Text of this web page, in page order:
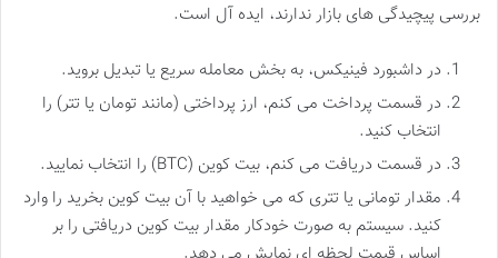
بررسی پیچیدگی های بازار ندارند، ایده آل است.
در داشبورد فینیکس، به بخش معامله سریع یا تبدیل بروید.
در قسمت پرداخت می کنم، ارز پرداختی (مانند تومان یا تتر) را
انتخاب کنید.
در قسمت دریافت می کنم، بیت کوین (BTC) را انتخاب نمایید.
مقدار تومانی یا تتری که می خواهید با آن بیت کوین بخرید را وارد
کنید. سیستم به صورت خودکار مقدار بیت کوین دریافتی را بر